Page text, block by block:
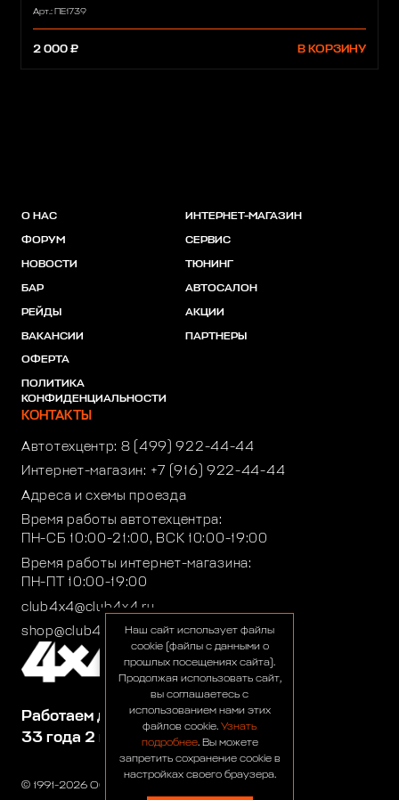
Арт.: ПЕ1739
2 000 ₽ В КОРЗИНУ
© 1991-2026 ООО «Сервис 4х4»
Работаем для вас:
33 года 2 месяца 26 дней
О НАС
ФОРУМ
НОВОСТИ
БАР
РЕЙДЫ
ВАКАНСИИ
ОФЕРТА
ПОЛИТИКА
КОНФИДЕНЦИАЛЬНОСТИ
ИНТЕРНЕТ-МАГАЗИН
СЕРВИС
ТЮНИНГ
АВТОСАЛОН
АКЦИИ
ПАРТНЕРЫ
КОНТАКТЫ
Автотехцентр: 8 (499) 922-44-44
Интернет-магазин: +7 (916) 922-44-44
Адреса и схемы проезда
Время работы автотехцентра:
ПН-СБ 10:00-21:00, ВСК 10:00-19:00
Время работы интернет-магазина:
ПН-ПТ 10:00-19:00
club4x4@club4x4.ru
shop@club4x4.ruНаш сайт использует файлы
cookie (файлы с данными о
прошлых посещениях сайта).
Продолжая использовать сайт,
вы соглашаетесь с
использованием нами этих
файлов cookie. Узнать
подробнее. Вы можете
запретить сохранение cookie в
настройках своего браузера.